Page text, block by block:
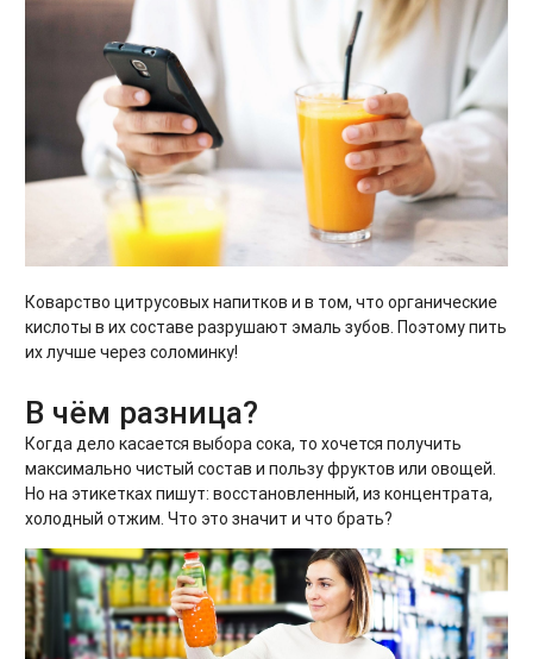
Коварство цитрусовых напитков и в том, что органические
кислоты в их составе разрушают эмаль зубов. Поэтому пить
их лучше через соломинку!
В чём разница?
Когда дело касается выбора сока, то хочется получить
максимально чистый состав и пользу фруктов или овощей.
Но на этикетках пишут: восстановленный, из концентрата,
холодный отжим. Что это значит и что брать?